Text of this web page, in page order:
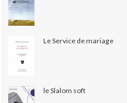
Le Service de mariage
le Slalom soft